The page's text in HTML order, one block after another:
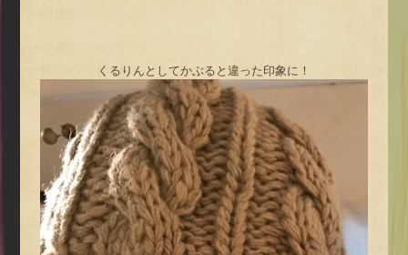
くるりんとしてかぶると違った印象に！